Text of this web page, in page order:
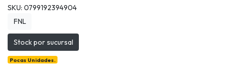
SKU: 0799192394904
FNL
Stock por sucursal
Pocas Unidades.